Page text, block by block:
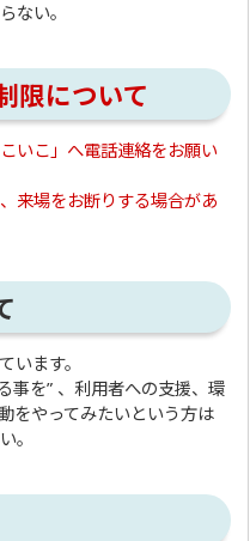
ない。
限について
いこ」へ電話連絡をお願い
来場をお断りする場合があ
います。
を” 、利用者への支援、環
をやってみたいという方は
。